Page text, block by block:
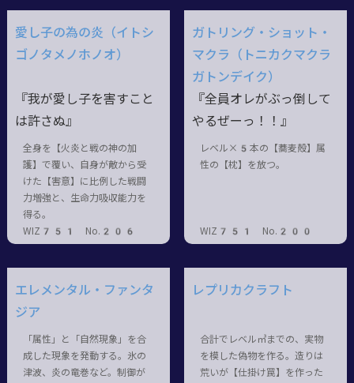
愛し子の為の炎（イトシ
ゴノタメノホノオ）
『我が愛し子を害すこと
は許さぬ』
全身を【火炎と戦の神の加
護】で覆い、自身が敵から受
けた【害意】に比例した戦闘
力増強と、生命力吸収能力を
得る。
WIZ751 No.206
ガトリング・ショット・
マクラ（トニカクマクラ
ガトンデイク）
『全員オレがぶっ倒して
やるぜーっ！！』
レベル×5本の【蕎麦殻】属
性の【枕】を放つ。
WIZ751 No.200
エレメンタル・ファンタ
ジア
「属性」と「自然現象」を合
成した現象を発動する。氷の
津波、炎の竜巻など。制御が
レプリカクラフト
合計でレベル㎥までの、実物
を模した偽物を作る。造りは
荒いが【仕掛け罠】を作った